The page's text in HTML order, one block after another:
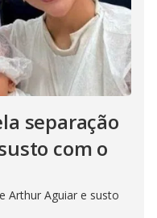
separação
com o
Arthur Aguiar e susto